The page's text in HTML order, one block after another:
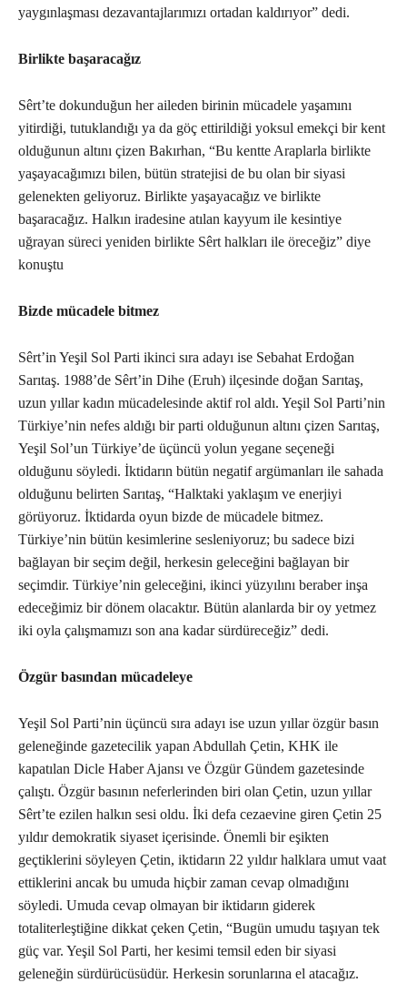
yaygınlaşması dezavantajlarımızı ortadan kaldırıyor” dedi.
Birlikte başaracağız
Sêrt’te dokunduğun her aileden birinin mücadele yaşamını
yitirdiği, tutuklandığı ya da göç ettirildiği yoksul emekçi bir kent
olduğunun altını çizen Bakırhan, “Bu kentte Araplarla birlikte
yaşayacağımızı bilen, bütün stratejisi de bu olan bir siyasi
gelenekten geliyoruz. Birlikte yaşayacağız ve birlikte
başaracağız. Halkın iradesine atılan kayyum ile kesintiye
uğrayan süreci yeniden birlikte Sêrt halkları ile öreceğiz” diye
konuştu
Bizde mücadele bitmez
Sêrt’in Yeşil Sol Parti ikinci sıra adayı ise Sebahat Erdoğan
Sarıtaş. 1988’de Sêrt’in Dihe (Eruh) ilçesinde doğan Sarıtaş,
uzun yıllar kadın mücadelesinde aktif rol aldı. Yeşil Sol Parti’nin
Türkiye’nin nefes aldığı bir parti olduğunun altını çizen Sarıtaş,
Yeşil Sol’un Türkiye’de üçüncü yolun yegane seçeneği
olduğunu söyledi. İktidarın bütün negatif argümanları ile sahada
olduğunu belirten Sarıtaş, “Halktaki yaklaşım ve enerjiyi
görüyoruz. İktidarda oyun bizde de mücadele bitmez.
Türkiye’nin bütün kesimlerine sesleniyoruz; bu sadece bizi
bağlayan bir seçim değil, herkesin geleceğini bağlayan bir
seçimdir. Türkiye’nin geleceğini, ikinci yüzyılını beraber inşa
edeceğimiz bir dönem olacaktır. Bütün alanlarda bir oy yetmez
iki oyla çalışmamızı son ana kadar sürdüreceğiz” dedi.
Özgür basından mücadeleye
Yeşil Sol Parti’nin üçüncü sıra adayı ise uzun yıllar özgür basın
geleneğinde gazetecilik yapan Abdullah Çetin, KHK ile
kapatılan Dicle Haber Ajansı ve Özgür Gündem gazetesinde
çalıştı. Özgür basının neferlerinden biri olan Çetin, uzun yıllar
Sêrt’te ezilen halkın sesi oldu. İki defa cezaevine giren Çetin 25
yıldır demokratik siyaset içerisinde. Önemli bir eşikten
geçtiklerini söyleyen Çetin, iktidarın 22 yıldır halklara umut vaat
ettiklerini ancak bu umuda hiçbir zaman cevap olmadığını
söyledi. Umuda cevap olmayan bir iktidarın giderek
totaliterleştiğine dikkat çeken Çetin, “Bugün umudu taşıyan tek
güç var. Yeşil Sol Parti, her kesimi temsil eden bir siyasi
geleneğin sürdürücüsüdür. Herkesin sorunlarına el atacağız.